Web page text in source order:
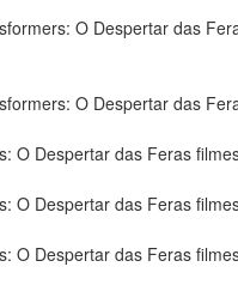
O Despertar das
O Despertar das
O Despertar das Feras
O Despertar das Feras
O Despertar das Feras